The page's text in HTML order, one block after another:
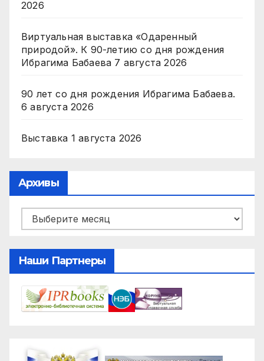
2026
Виртуальная выставка «Одаренный
природой». К 90-летию со дня рождения
Ибрагима Бабаева 7 августа 2026
90 лет со дня рождения Ибрагима Бабаева.
6 августа 2026
Выставка 1 августа 2026
Архивы
Архивы
Наши Партнеры